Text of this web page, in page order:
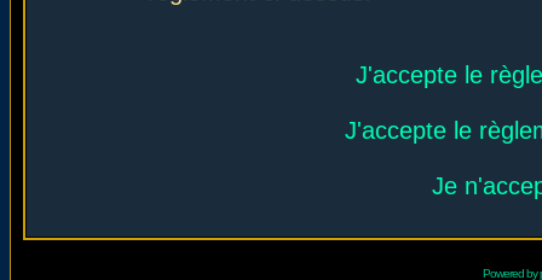
J'accepte le
J'accepte le
Je
Powered by